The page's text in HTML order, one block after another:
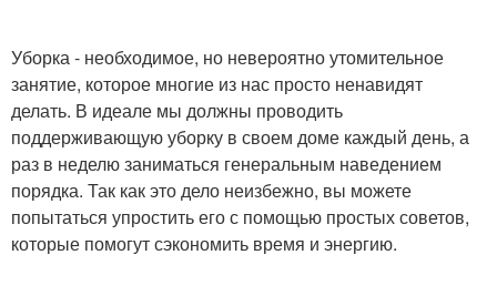
Уборка - необходимое, но невероятно утомительное
занятие, которое многие из нас просто ненавидят
делать. В идеале мы должны проводить
поддерживающую уборку в своем доме каждый день, а
раз в неделю заниматься генеральным наведением
порядка. Так как это дело неизбежно, вы можете
попытаться упростить его с помощью простых советов,
которые помогут сэкономить время и энергию.